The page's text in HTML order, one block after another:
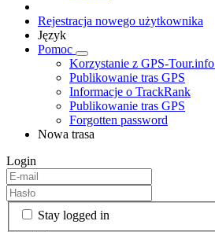
Rejestracja nowego użytkownika
Język
Pomoc
Korzystanie z GPS-Tour.info
Publikowanie tras GPS
Informacje o TrackRank
Publikowanie tras GPS
Forgotten password
Nowa trasa
Login
Stay logged in